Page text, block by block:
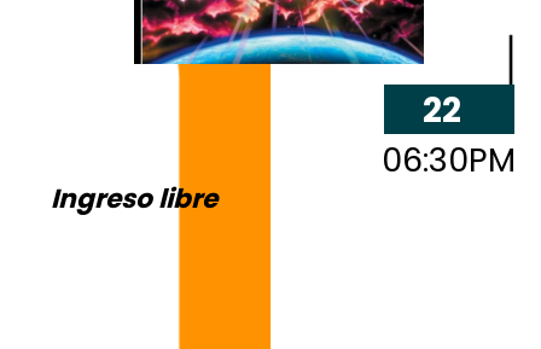
22
06:30PM
Ingreso libre